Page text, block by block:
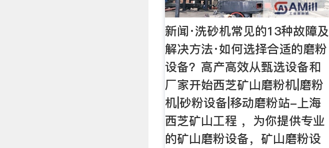
新闻·洗砂机常见的13种故障及
解决方法·如何选择合适的磨粉
设备？高产高效从甄选设备和
厂家开始西芝矿山磨粉机|磨粉
机|砂粉设备|移动磨粉站-上海
西芝矿山工程 ，为你提供专业
的矿山磨粉设备，矿山磨粉设